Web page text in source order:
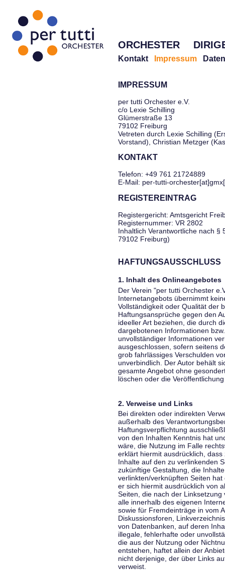
ORCHESTER
Kontakt Impressum
IMPRESSUM
per tutti Orchester e.V.
c/o Lexie Schilling
Glümerstraße 13
79102 Freiburg
Vetreten durch Lexie Schilling
Vorstand), Christian Metzger
KONTAKT
Telefon: +49 761 21724889
E-Mail: per-tutti-
REGISTEREINTRAG
Registergericht: Amtsgericht
Registernummer: VR 2802
Inhaltlich Verantwortliche nach §
79102 Freiburg)
HAFTUNGSAUSSCHLUSS
1. Inhalt des Onlineangebotes
Der Verein "per tutti Orchester
Internetangebots übernimmt
Vollständigkeit oder Qualität der
Haftungsansprüche gegen den
ideeller Art beziehen, die durch
dargebotenen Informationen
unvollständiger Informationen
ausgeschlossen, sofern seitens
grob fahrlässiges Verschulden
unverbindlich. Der Autor behält
gesamte Angebot ohne
löschen oder die
2. Verweise und Links
Bei direkten oder indirekten
außerhalb des
Haftungsverpflichtung
von den Inhalten Kenntnis hat
wäre, die Nutzung im Falle
erklärt hiermit ausdrücklich,
Inhalte auf den zu verlinkenden
zukünftige Gestaltung, die
verlinkten/verknüpften Seiten
er sich hiermit ausdrücklich von
Seiten, die nach der
alle innerhalb des eigenen
sowie für Fremdeinträge in vom
Diskussionsforen,
von Datenbanken, auf deren
illegale, fehlerhafte oder
die aus der Nutzung oder
entstehen, haftet allein der
nicht derjenige, der über Links
verweist.